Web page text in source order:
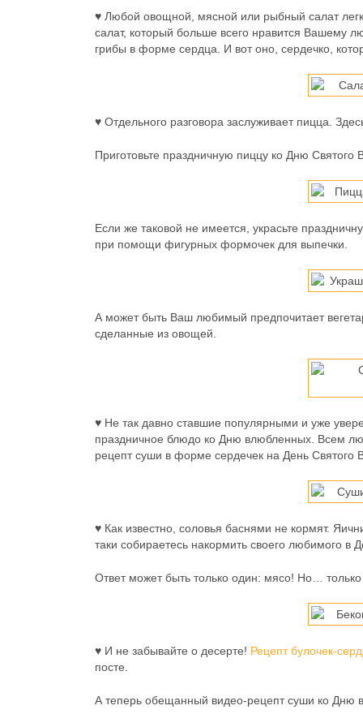
♥ Любой овощной, мясной или рыбный салат
салат, который больше всего нравится Вашему
грибы в форме сердца. И вот оно, сердечко,
♥ Отдельного разговора заслуживает пицца.
Приготовьте праздничную пиццу ко Дню
Если же таковой не имеется, украсьте
при помощи фигурных формочек для выпечки.
А может быть Ваш любимый предпочитает
сделанные из овощей.
♥ Не так давно ставшие популярными и уже
праздничное блюдо ко Дню влюбленных. Всем
рецепт суши в форме сердечек на День Святого
♥ Как известно, соловья баснями не кормят.
таки собираетесь накормить своего любимого в
Ответ может быть только один: мясо! Но…
♥ И не забывайте о десерте! Рецепт булочек-
посте.
А теперь обещанный видео-рецепт суши ко Дню